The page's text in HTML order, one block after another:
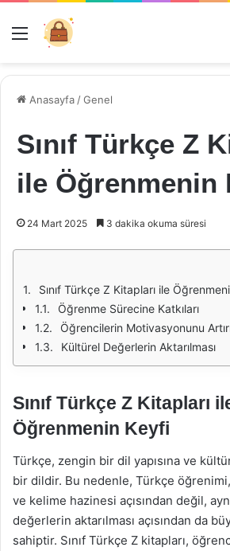
Menü
Anasayfa /Genel
Sınıf Türkçe Z
ile Öğrenmenin
24 Mart 2025 3 dakika okuma süresi
Sınıf Türkçe Z Kitapları ile
Öğrenme Sürecine Katkıları
Öğrencilerin Motivasyonunu
Kültürel Değerlerin Aktarılması
Sınıf Türkçe Z Kitapları
Öğrenmenin Keyfi
Türkçe, zengin bir dil yapısına ve
bir dildir. Bu nedenle, Türkçe
ve kelime hazinesi açısından değil,
değerlerin aktarılması açısından da
sahiptir. Sınıf Türkçe Z kitapları,